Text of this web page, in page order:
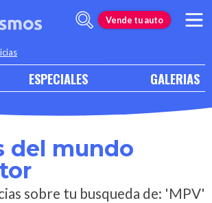
Vende tu auto
ESPECIALES GALERIAS
del mundo
sobre tu busqueda de: 'MPV'